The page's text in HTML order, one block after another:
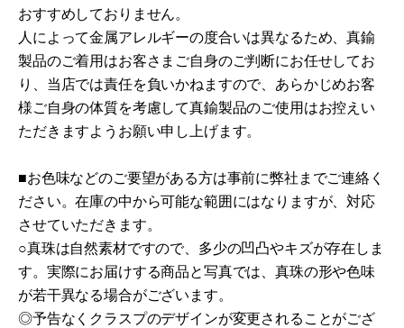
おすすめしておりません。
人によって金属アレルギーの度合いは異なるため、真鍮
製品のご着用はお客さまご自身のご判断にお任せしてお
り、当店では責任を負いかねますので、あらかじめお客
様ご自身の体質を考慮して真鍮製品のご使用はお控えい
ただきますようお願い申し上げます。
■お色味などのご要望がある方は事前に弊社までご連絡く
ださい。在庫の中から可能な範囲にはなりますが、対応
させていただきます。
○真珠は自然素材ですので、多少の凹凸やキズが存在しま
す。 実際にお届けする商品と写真では、真珠の形や色味
が若干異なる場合がございます。
◎予告なくクラスプのデザインが変更されることがござ